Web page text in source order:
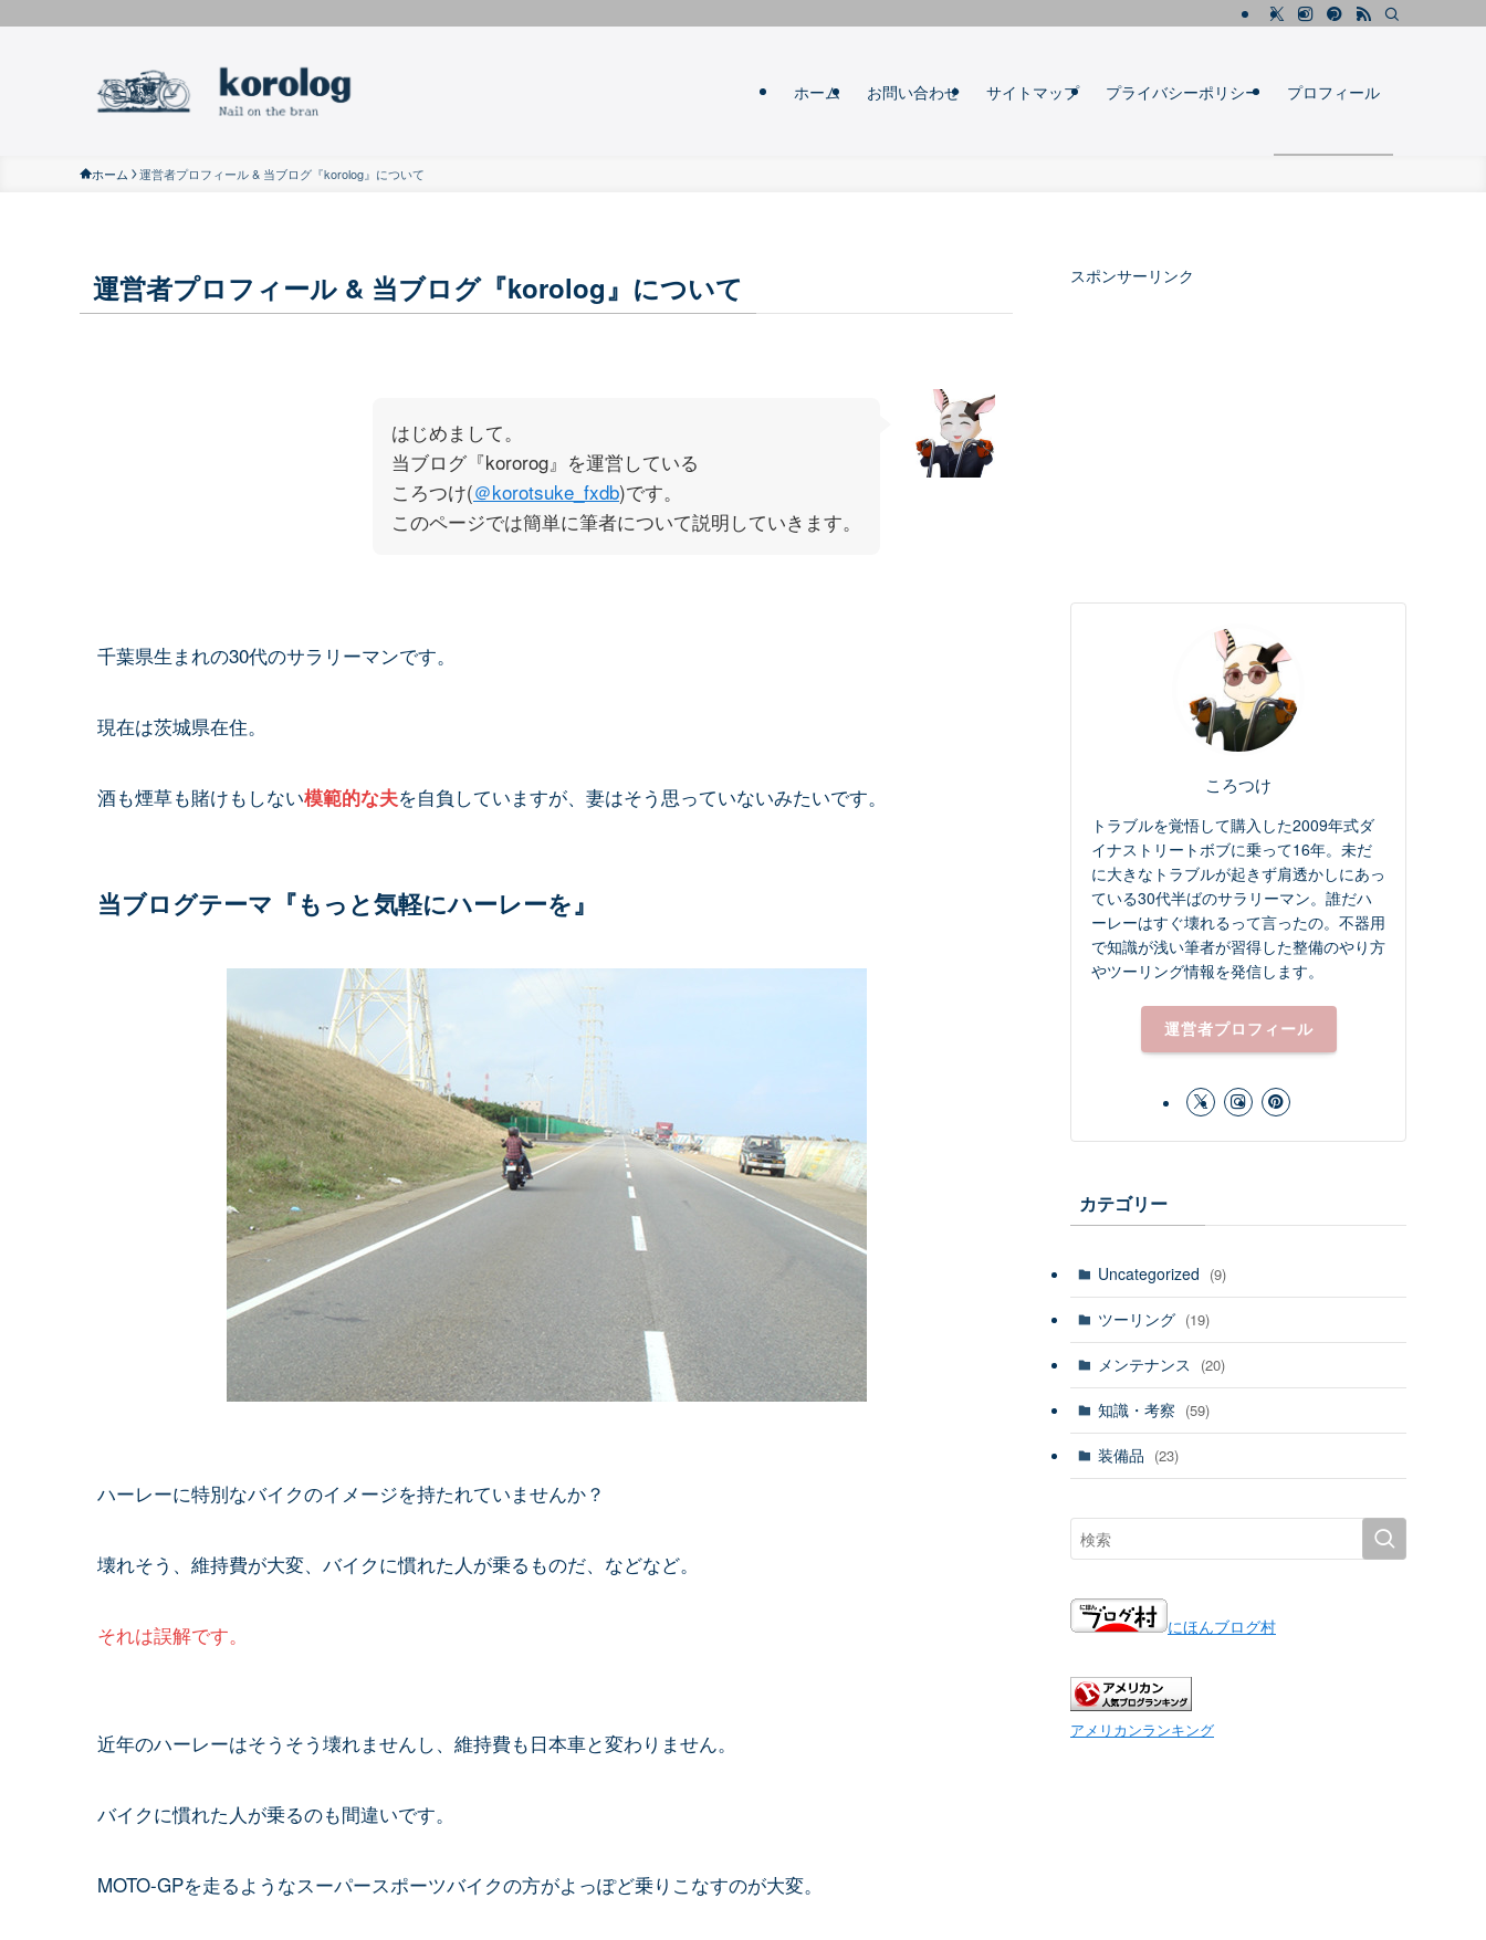
ホーム お問い合わせ サイトマップ プライバシーポリシー プロフィール
ホーム 運営者プロフィール & 当ブログ『korolog』について
運営者プロフィール & 当ブログ『korolog』について
はじめまして。
当ブログ『kororog』を運営している
ころつけ(＠korotsuke_fxdb)です。
このページでは簡単に筆者について説明していきます。
千葉県生まれの30代のサラリーマンです。
現在は茨城県在住。
酒も煙草も賭けもしない模範的な夫を自負していますが、妻はそう思っていないみたいです。
当ブログテーマ『もっと気軽にハーレーを』
ハーレーに特別なバイクのイメージを持たれていませんか？
壊れそう、維持費が大変、バイクに慣れた人が乗るものだ、などなど。
それは誤解です。
近年のハーレーはそうそう壊れませんし、維持費も日本車と変わりません。
バイクに慣れた人が乗るのも間違いです。
MOTO-GPを走るようなスーパースポーツバイクの方がよっぽど乗りこなすのが大変。
スポンサーリンク
ころつけ
トラブルを覚悟して購入した2009年式ダ
イナストリートボブに乗って16年。未だ
に大きなトラブルが起きず肩透かしにあっ
ている30代半ばのサラリーマン。誰だハ
ーレーはすぐ壊れるって言ったの。不器用
で知識が浅い筆者が習得した整備のやり方
やツーリング情報を発信します。
運営者プロフィール
カテゴリー
Uncategorized (9)
ツーリング (19)
メンテナンス (20)
知識・考察 (59)
装備品 (23)
にほんブログ村
アメリカンランキング